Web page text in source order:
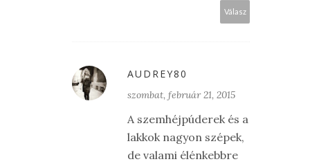
Válasz
AUDREY80
szombat, február 21, 2015
A szemhéjpúderek és a
lakkok nagyon szépek,
de valami élénkebbre